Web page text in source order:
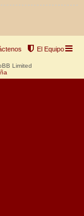
El Equipo
Limited